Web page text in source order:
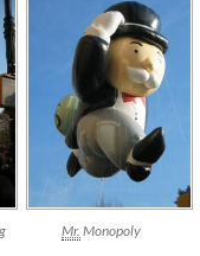
Mr. Monopoly